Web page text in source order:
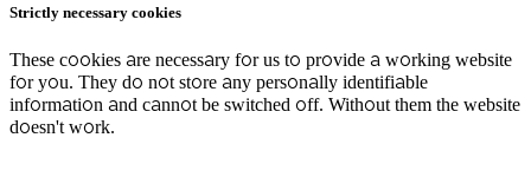
Strictly necessary cookies
These cookies are necessary for us to provide a working website
for you. They do not store any personally identifiable
information and cannot be switched off. Without them the website
doesn't work.